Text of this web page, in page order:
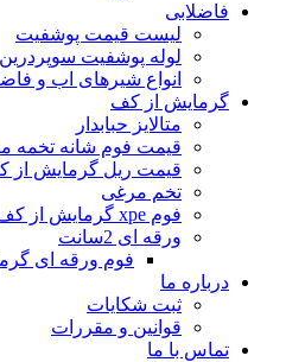
فاضلابی
لیست قیمت پوشفیت
لوله پوشفیت سوپردرین
انواع شیرهای اب و
گرمایش از کف
متالایز حبابدار
قیمت فوم شانه تخمه
قیمت ریل گرمایش از
تخم مرغی
فوم xpe گرمایش از کف
ورقه ای 2سانت
فوم ورقه ای
درباره ما
ثبت شکایات
قوانین و مقررات
تماس با ما